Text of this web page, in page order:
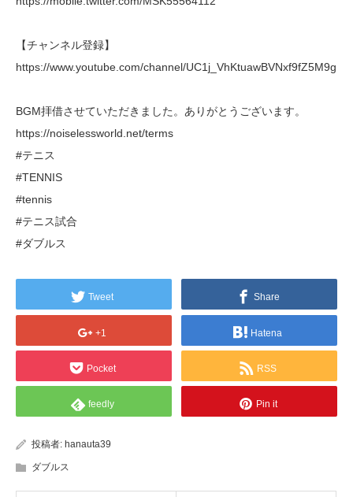
【チャンネル登録】
https://www.youtube.com/channel/UC1j_VhKtuawBVNxf9fZ5M9g
BGM拝借させていただきました。ありがとうございます。
https://noiselessworld.net/terms
#テニス
#TENNIS
#tennis
#テニス試合
#ダブルス
Tweet Share
+1 Hatena
Pocket RSS
feedly Pin it
投稿者: hanauta39
ダブルス